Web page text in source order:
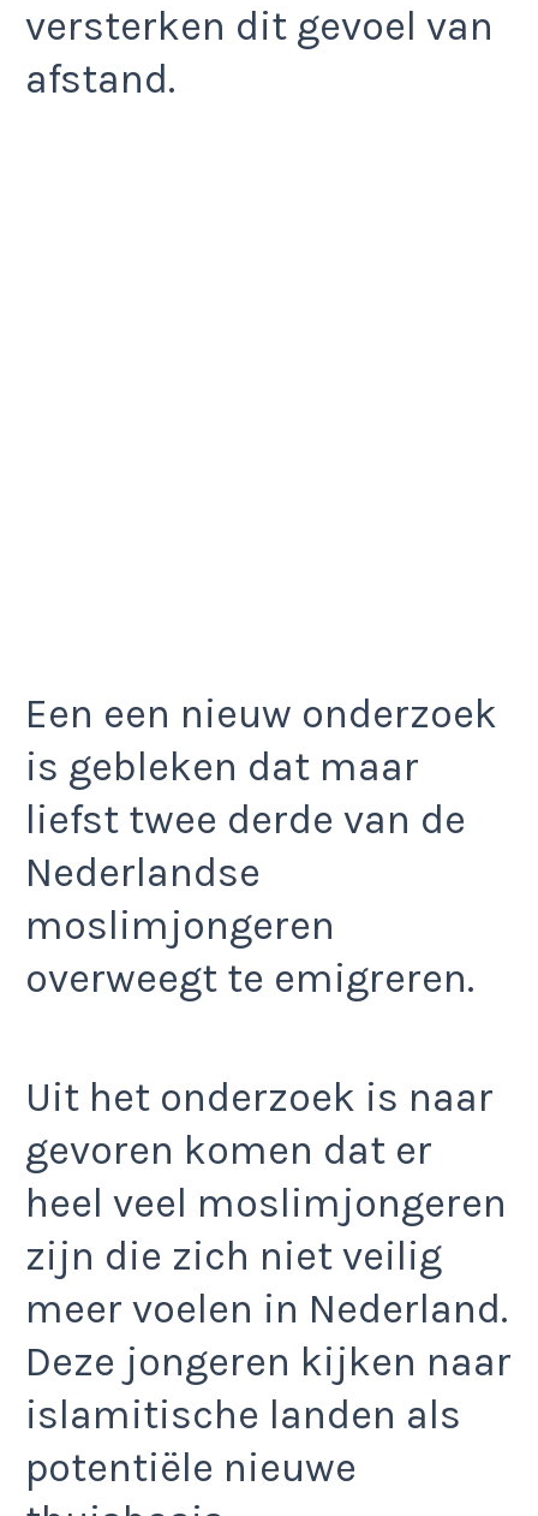
versterken dit gevoel van
afstand.
Een een nieuw onderzoek
is gebleken dat maar
liefst twee derde van de
Nederlandse
moslimjongeren
overweegt te emigreren.
Uit het onderzoek is naar
gevoren komen dat er
heel veel moslimjongeren
zijn die zich niet veilig
meer voelen in Nederland.
Deze jongeren kijken naar
islamitische landen als
potentiële nieuwe